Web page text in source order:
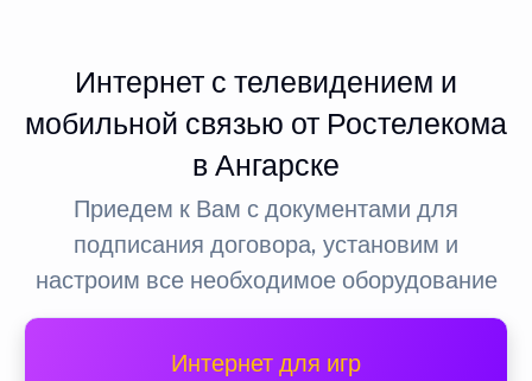
Интернет с телевидением и
мобильной связью от Ростелекома
в Ангарске
Приедем к Вам с документами для
подписания договора, установим и
настроим все необходимое оборудование
Интернет для игр